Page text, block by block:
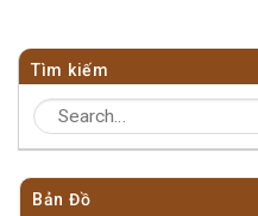
Tìm kiếm
Bản Đồ